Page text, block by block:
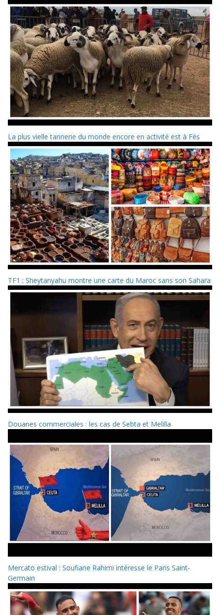
La plus vielle tannerie du monde encore en activité est à Fès
TF1 : Sheytanyahu montre une carte du Maroc sans son Sahara
Douanes commerciales : les cas de Sebta et Melilla
Mercato estival : Soufiane Rahimi intéresse le Paris Saint-
Germain